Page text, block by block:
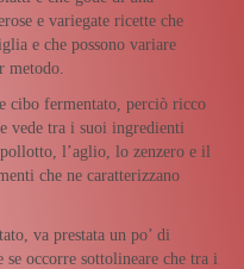
e variegate ricette che
e che possono variare
metodo.
cibo fermentato, perciò ricco
vede tra i suoi ingredienti
l’aglio, lo zenzero e il
che ne caratterizzano
va prestata un po’ di
se occorre sottolineare che tra i